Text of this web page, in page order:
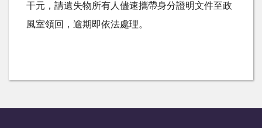
干元，請遺失物所有人儘速攜帶身分證明文件至政
風室領回，逾期即依法處理。